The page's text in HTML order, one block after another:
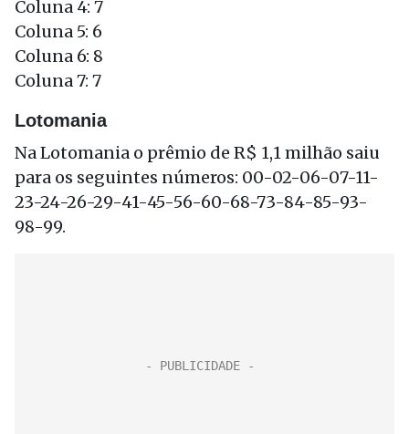
Coluna 4: 7
Coluna 5: 6
Coluna 6: 8
Coluna 7: 7
Lotomania
Na Lotomania o prêmio de R$ 1,1 milhão saiu
para os seguintes números: 00-02-06-07-11-
23-24-26-29-41-45-56-60-68-73-84-85-93-
98-99.